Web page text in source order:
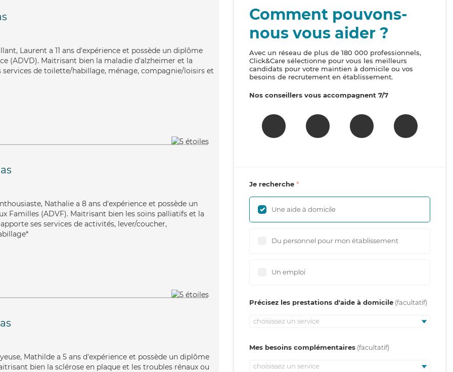
Laurent a 11 ans d'expérience et possède un diplôme
(ADVD). Maitrisant bien la maladie d'alzheimer et la
services de toilette/habillage, ménage, compagnie/loisirs et
Nathalie a 8 ans d'expérience et possède un
Familles (ADVF). Maitrisant bien les soins palliatifs et la
ses services de activités, lever/coucher,
Mathilde a 5 ans d'expérience et possède un diplôme
bien la sclérose en plaque et les troubles rénaux ou
Comment pouvons-
nous vous aider ?
Avec un réseau de plus de 180 000 professionnels,
Click&Care sélectionne pour vous les meilleurs
candidats pour votre maintien à domicile ou vos
besoins de recrutement en établissement.
Nos conseillers vous accompagnent 7/7
Je recherche
Une aide à domicile
Du personnel pour mon établissement
Un emploi
Précisez les prestations d'aide à domicile
choisissez un service
Mes besoins complémentaires
choisissez un service